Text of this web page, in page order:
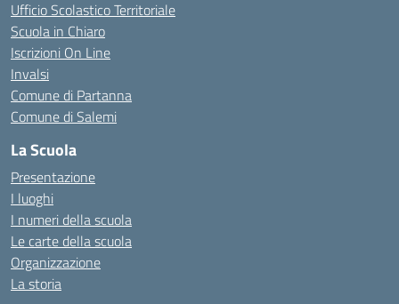
Ufficio Scolastico Territoriale
Scuola in Chiaro
Iscrizioni On Line
Invalsi
Comune di Partanna
Comune di Salemi
La Scuola
Presentazione
I luoghi
I numeri della scuola
Le carte della scuola
Organizzazione
La storia